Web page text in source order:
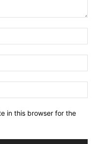
in this browser for the